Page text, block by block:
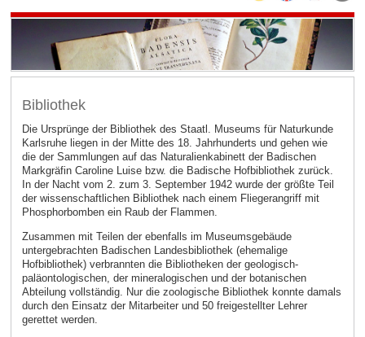
Bibliothek
Die Ursprünge der Bibliothek des Staatl. Museums für Naturkunde
Karlsruhe liegen in der Mitte des 18. Jahrhunderts und gehen wie
die der Sammlungen auf das Naturalienkabinett der Badischen
Markgräfin Caroline Luise bzw. die Badische Hofbibliothek zurück.
In der Nacht vom 2. zum 3. September 1942 wurde der größte Teil
der wissenschaftlichen Bibliothek nach einem Fliegerangriff mit
Phosphorbomben ein Raub der Flammen.
Zusammen mit Teilen der ebenfalls im Museumsgebäude
untergebrachten Badischen Landesbibliothek (ehemalige
Hofbibliothek) verbrannten die Bibliotheken der geologisch-
paläontologischen, der mineralogischen und der botanischen
Abteilung vollständig. Nur die zoologische Bibliothek konnte damals
durch den Einsatz der Mitarbeiter und 50 freigestellter Lehrer
gerettet werden.